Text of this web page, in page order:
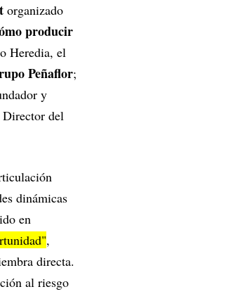
organizado
producir
Heredia, el
Peñaflor;
y
Director del
dinámicas
en
,
directa.
al riesgo